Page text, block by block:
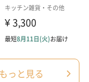
っと見る